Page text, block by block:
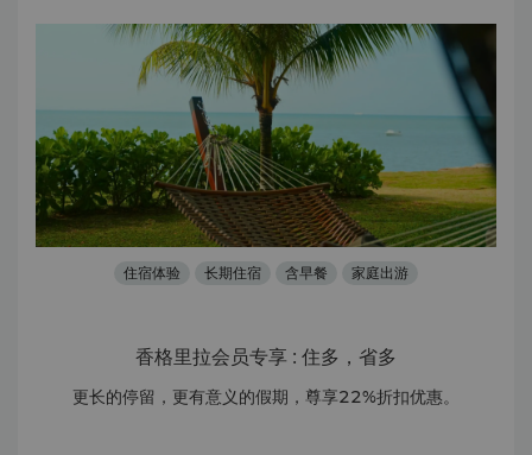
住宿体验 长期住宿 含早餐 家庭出游
香格里拉会员专享 : 住多，省多
更长的停留，更有意义的假期，尊享22%折扣优惠。